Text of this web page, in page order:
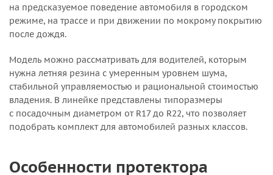
на предсказуемое поведение автомобиля в городском
режиме, на трассе и при движении по мокрому покрытию
после дождя.
Модель можно рассматривать для водителей, которым
нужна летняя резина с умеренным уровнем шума,
стабильной управляемостью и рациональной стоимостью
владения. В линейке представлены типоразмеры
с посадочным диаметром от R17 до R22, что позволяет
подобрать комплект для автомобилей разных классов.
Особенности протектора